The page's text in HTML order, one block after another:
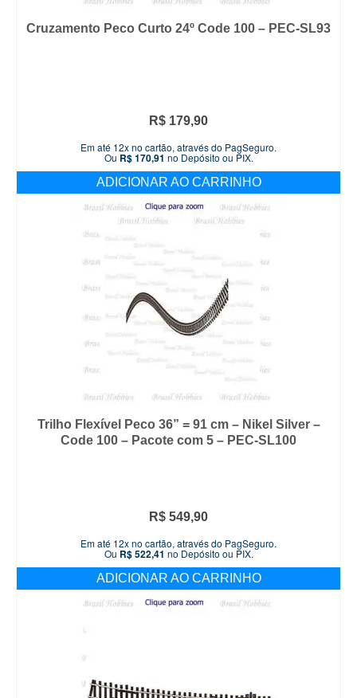
Cruzamento Peco Curto 24º Code 100 – PEC-SL93
R$ 179,90
Em até 12x no cartão, através do PagSeguro.
Ou R$170,91 no Depósito ou PIX.
ADICIONAR AO CARRINHO
Trilho Flexível Peco 36” = 91 cm – Nikel Silver –
Code 100 – Pacote com 5 – PEC-SL100
R$ 549,90
Em até 12x no cartão, através do PagSeguro.
Ou R$522,41 no Depósito ou PIX.
ADICIONAR AO CARRINHO